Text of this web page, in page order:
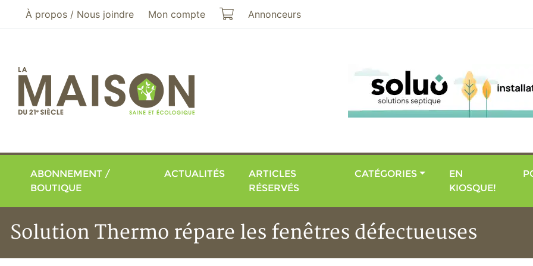
Aller au menu principal
Aller au contenu principal
À propos / Nous joindre Mon compte Mon panier
Annonceurs
ABONNEMENT /
BOUTIQUE
ACTUALITÉS
ARTICLES
RÉSERVÉS
CATÉGORIES
EN
KIOSQUE!
Solution Thermo répare les fenêtres défectueuses